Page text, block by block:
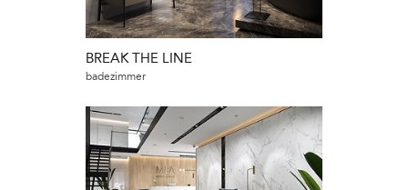
BREAK THE LINE
badezimmer